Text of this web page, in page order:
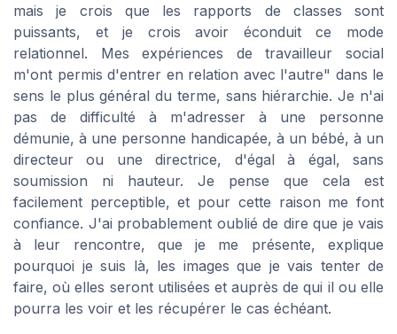
mais je crois que les rapports de classes sont
puissants, et je crois avoir éconduit ce mode
relationnel. Mes expériences de travailleur social
m'ont permis d'entrer en relation avec l'autre" dans le
sens le plus général du terme, sans hiérarchie. Je n'ai
pas de difficulté à m'adresser à une personne
démunie, à une personne handicapée, à un bébé, à un
directeur ou une directrice, d'égal à égal, sans
soumission ni hauteur. Je pense que cela est
facilement perceptible, et pour cette raison me font
confiance. J'ai probablement oublié de dire que je vais
à leur rencontre, que je me présente, explique
pourquoi je suis là, les images que je vais tenter de
faire, où elles seront utilisées et auprès de qui il ou elle
pourra les voir et les récupérer le cas échéant.